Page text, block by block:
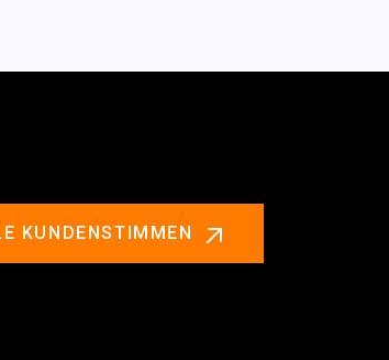
KUNDENSTIMMEN